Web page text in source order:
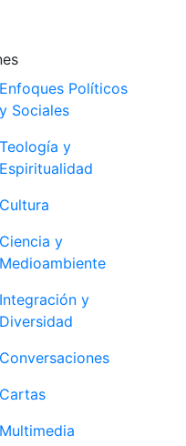
Enfoques Políticos
y Sociales
Teología y
Espiritualidad
Cultura
Ciencia y
Medioambiente
Integración y
Diversidad
Conversaciones
Cartas
Multimedia